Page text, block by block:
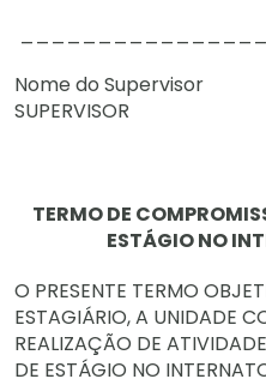
Nome do Supervisor
SUPERVISOR
TERMO DE
ESTÁGIO NO
O PRESENTE TERMO
ESTAGIÁRIO, A UNIDADE
REALIZAÇÃO DE
DE ESTÁGIO NO